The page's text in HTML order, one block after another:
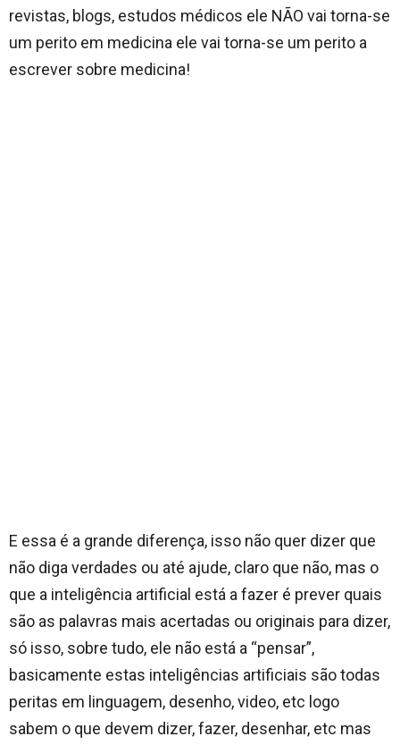
revistas, blogs, estudos médicos ele NÃO vai torna-se
um perito em medicina ele vai torna-se um perito a
escrever sobre medicina!
E essa é a grande diferença, isso não quer dizer que
não diga verdades ou até ajude, claro que não, mas o
que a inteligência artificial está a fazer é prever quais
são as palavras mais acertadas ou originais para dizer,
só isso, sobre tudo, ele não está a “pensar”,
basicamente estas inteligências artificiais são todas
peritas em linguagem, desenho, video, etc logo
sabem o que devem dizer, fazer, desenhar, etc mas